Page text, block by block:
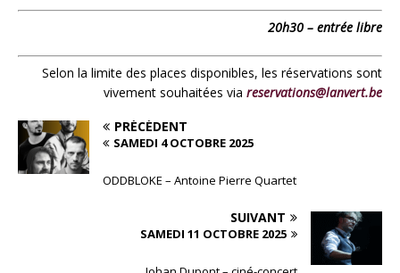
20h30 – entrée libre
Selon la limite des places disponibles, les réservations sont
vivement souhaitées via reservations@lanvert.be
PRÉCÉDENT
SAMEDI 4 OCTOBRE 2025
ODDBLOKE – Antoine Pierre Quartet
SUIVANT
SAMEDI 11 OCTOBRE 2025